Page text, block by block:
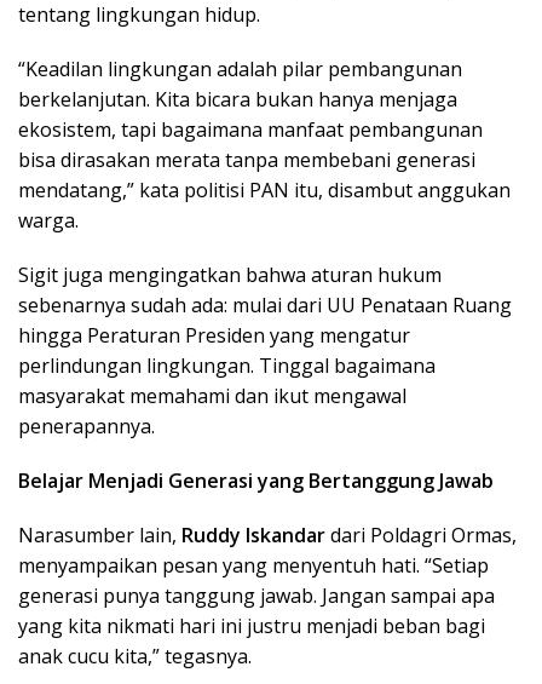
tentang lingkungan hidup.
“Keadilan lingkungan adalah pilar pembangunan
berkelanjutan. Kita bicara bukan hanya menjaga
ekosistem, tapi bagaimana manfaat pembangunan
bisa dirasakan merata tanpa membebani generasi
mendatang,” kata politisi PAN itu, disambut anggukan
warga.
Sigit juga mengingatkan bahwa aturan hukum
sebenarnya sudah ada: mulai dari UU Penataan Ruang
hingga Peraturan Presiden yang mengatur
perlindungan lingkungan. Tinggal bagaimana
masyarakat memahami dan ikut mengawal
penerapannya.
Belajar Menjadi Generasi yang Bertanggung Jawab
Narasumber lain, Ruddy Iskandardari Poldagri Ormas,
menyampaikan pesan yang menyentuh hati. “Setiap
generasi punya tanggung jawab. Jangan sampai apa
yang kita nikmati hari ini justru menjadi beban bagi
anak cucu kita,” tegasnya.